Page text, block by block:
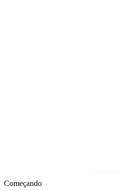
Começando